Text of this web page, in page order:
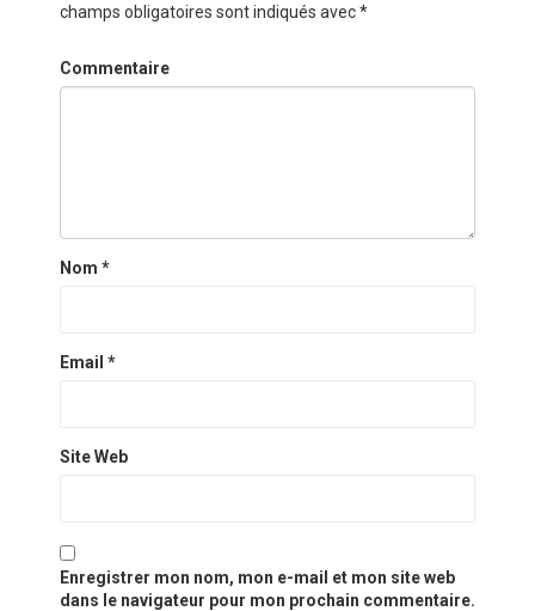
champs obligatoires sont indiqués avec*
Commentaire
Nom *
Email *
Site Web
Enregistrer mon nom, mon e-mail et mon site web
dans le navigateur pour mon prochain commentaire.